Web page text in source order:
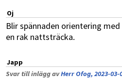
Oj
Blir spännaden orientering
en rak nattsträcka.
Japp
Svar till inlägg avHerr Ofog, 2023-03-